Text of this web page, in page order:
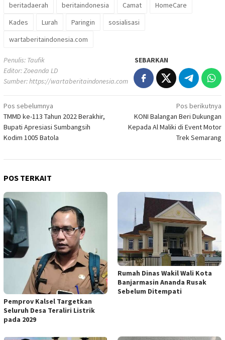
beritadaerah beritaindonesia Camat
HomeCare
Kades
Lurah Paringin
sosialisasi
wartaberitaindonesia.com
Penulis: Taufik
Editor: Zoeanda LD
Sumber:https://wartaberitaindonesia.com
SEBARKAN
Navigasi
pos
Pos sebelumnya
TMMD ke-113 Tahun 2022 Berakhir,
Bupati Apresiasi Sumbangsih
Kodim 1005 Batola
Pos berikutnya
KONI Balangan Beri Dukungan
Kepada Al Maliki di Event Motor
Trek Semarang
POS TERKAIT
Pemprov Kalsel Targetkan
Seluruh Desa Teraliri Listrik
pada 2029
Rumah Dinas Wakil Wali Kota
Banjarmasin Ananda Rusak
Sebelum Ditempati